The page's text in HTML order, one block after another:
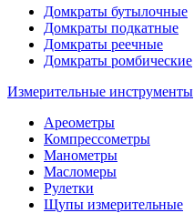
Домкраты бутылочные
Домкраты подкатные
Домкраты реечные
Домкраты ромбические
Измерительные инструменты
Ареометры
Компрессометры
Манометры
Масломеры
Рулетки
Щупы измерительные